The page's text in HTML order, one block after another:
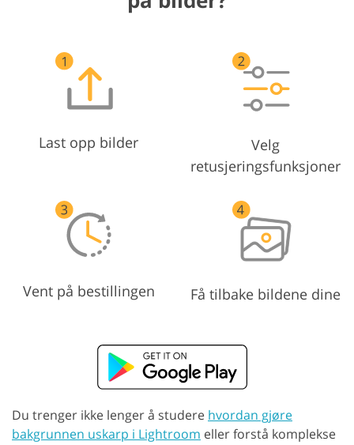
Last opp bilder
Velg
retusjeringsfunksjoner
Vent på bestillingen Få tilbake bildene dine
Du trenger ikke lenger å studere hvordan gjøre
bakgrunnen uskarp i Lightroom eller forstå komplekse